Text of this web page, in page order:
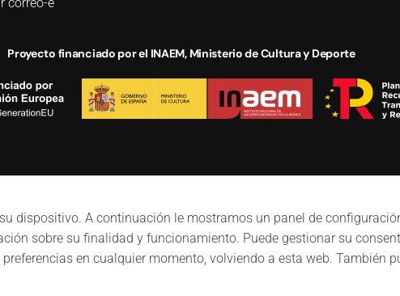
Proyecto financiado por el INAEM, Ministerio de Cultura y Deporte
dispositivo. A continuación le mostramos un panel de
sobre su finalidad y funcionamiento. Puede gestionar su
en cualquier momento, volviendo a esta web.